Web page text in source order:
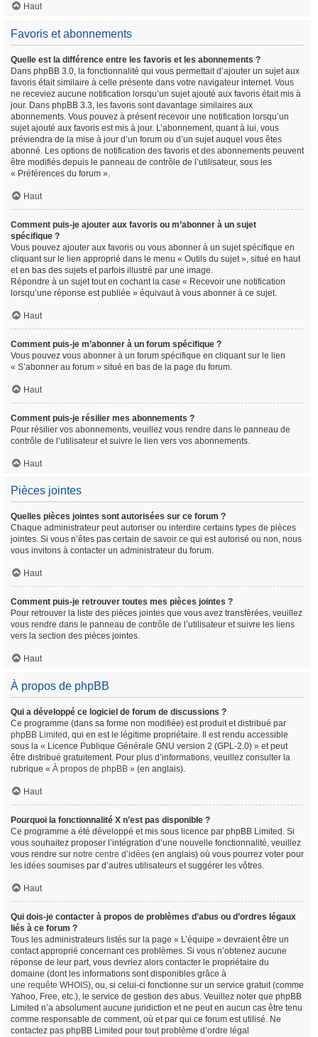
Haut
Favoris et abonnements
Quelle est la différence entre les favoris et les abonnements ?
Dans phpBB 3.0, la fonctionnalité qui vous permettait d’ajouter un sujet aux
favoris était similaire à celle présente dans votre navigateur internet. Vous
ne receviez aucune notification lorsqu’un sujet ajouté aux favoris était mis à
jour. Dans phpBB 3.3, les favoris sont davantage similaires aux
abonnements. Vous pouvez à présent recevoir une notification lorsqu’un
sujet ajouté aux favoris est mis à jour. L’abonnement, quant à lui, vous
préviendra de la mise à jour d’un forum ou d’un sujet auquel vous êtes
abonné. Les options de notification des favoris et des abonnements peuvent
être modifiés depuis le panneau de contrôle de l’utilisateur, sous les
« Préférences du forum ».
Haut
Comment puis-je ajouter aux favoris ou m’abonner à un sujet
spécifique ?
Vous pouvez ajouter aux favoris ou vous abonner à un sujet spécifique en
cliquant sur le lien approprié dans le menu « Outils du sujet », situé en haut
et en bas des sujets et parfois illustré par une image.
Répondre à un sujet tout en cochant la case « Recevoir une notification
lorsqu’une réponse est publiée » équivaut à vous abonner à ce sujet.
Haut
Comment puis-je m’abonner à un forum spécifique ?
Vous pouvez vous abonner à un forum spécifique en cliquant sur le lien
« S’abonner au forum » situé en bas de la page du forum.
Haut
Comment puis-je résilier mes abonnements ?
Pour résilier vos abonnements, veuillez vous rendre dans le panneau de
contrôle de l’utilisateur et suivre le lien vers vos abonnements.
Haut
Pièces jointes
Quelles pièces jointes sont autorisées sur ce forum ?
Chaque administrateur peut autoriser ou interdire certains types de pièces
jointes. Si vous n’êtes pas certain de savoir ce qui est autorisé ou non, nous
vous invitons à contacter un administrateur du forum.
Haut
Comment puis-je retrouver toutes mes pièces jointes ?
Pour retrouver la liste des pièces jointes que vous avez transférées, veuillez
vous rendre dans le panneau de contrôle de l’utilisateur et suivre les liens
vers la section des pièces jointes.
Haut
À propos de phpBB
Qui a développé ce logiciel de forum de discussions ?
Ce programme (dans sa forme non modifiée) est produit et distribué par
phpBB Limited , qui en est le légitime propriétaire. Il est rendu accessible
sous la « Licence Publique Générale GNU version 2 (GPL-2.0) » et peut
être distribué gratuitement. Pour plus d’informations, veuillez consulter la
rubrique « À propos de phpBB » (en anglais).
Haut
Pourquoi la fonctionnalité X n’est pas disponible ?
Ce programme a été développé et mis sous licence par phpBB Limited. Si
vous souhaitez proposer l’intégration d’une nouvelle fonctionnalité, veuillez
vous rendre sur notre centre d’idées (en anglais) où vous pourrez voter pour
les idées soumises par d’autres utilisateurs et suggérer les vôtres.
Haut
Qui dois-je contacter à propos de problèmes d’abus ou d’ordres légaux
liés à ce forum ?
Tous les administrateurs listés sur la page « L’équipe » devraient être un
contact approprié concernant ces problèmes. Si vous n’obtenez aucune
réponse de leur part, vous devriez alors contacter le propriétaire du
domaine (dont les informations sont disponibles grâce à
une requête WHOIS), ou, si celui-ci fonctionne sur un service gratuit (comme
Yahoo, Free, etc.), le service de gestion des abus. Veuillez noter que phpBB
Limited n’a absolument aucune juridiction et ne peut en aucun cas être tenu
comme responsable de comment, où et par qui ce forum est utilisé. Ne
contactez pas phpBB Limited pour tout problème d’ordre légal